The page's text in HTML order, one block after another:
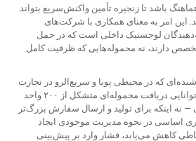
باشد تا زنجیره تأمین واکنش‌سریع بتواند
این امر به معنای همکاری با شرکت‌های
لوجستیک داخلی است که در حمل
دارند، نه محموله‌هایی که ظرفیت کامل
که در محیطی پویا و سریع‌الرو در تجارت
الکترونیکی فعالیت می‌کند، توانایی دریافت محموله‌ای متشکل از ۲۰۰ واحد
— نه اینکه برای تولید و ارسال سفارش بزرگ‌تر
تغییری اساسی در نحوه مدیریت موجودی ایجاد
کاهش می‌یابد، فشار وارد بر پیش‌بینی